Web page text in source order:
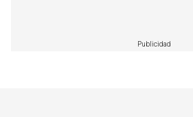
Publicidad